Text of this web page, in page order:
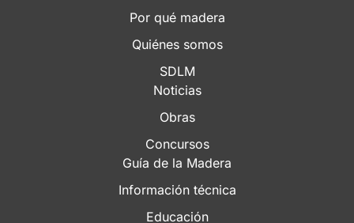
Por qué madera
Quiénes somos
SDLM
Noticias
Obras
Concursos
Guía de la Madera
Información técnica
Educación